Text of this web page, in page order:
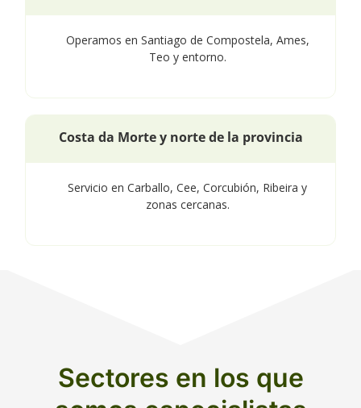
Operamos en Santiago de Compostela, Ames,
Teo y entorno.
Costa da Morte y norte de la provincia
Servicio en Carballo, Cee, Corcubión, Ribeira y
zonas cercanas.
Sectores en los que